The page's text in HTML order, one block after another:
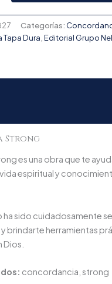
Categorías:
Tapa Dura Editorial Grupo
Strong
es una obra que te
espiritual y
ha sido cuidadosamente
brindarte herramientas
concordancia, strong